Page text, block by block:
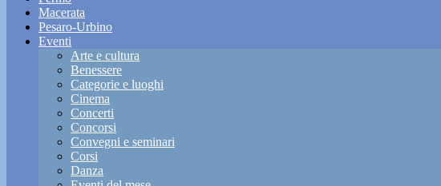
Macerata
Pesaro-Urbino
Eventi
Arte e cultura
Benessere
Categorie e luoghi
Cinema
Concerti
Concorsi
Convegni e seminari
Corsi
Danza